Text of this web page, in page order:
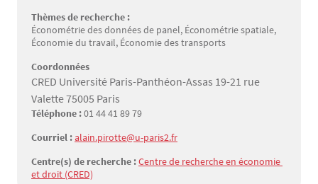
Thèmes de recherche :
Économétrie des données de panel, Économétrie spatiale,
Économie du travail, Économie des transports
Coordonnées
CRED Université Paris-Panthéon-Assas 19-21 rue
Valette 75005 Paris
Téléphone :01 44 41 89 79
Courriel :alain.pirotte@u-paris2.fr
Centre(s) de recherche :Centre de recherche en économie
et droit (CRED)